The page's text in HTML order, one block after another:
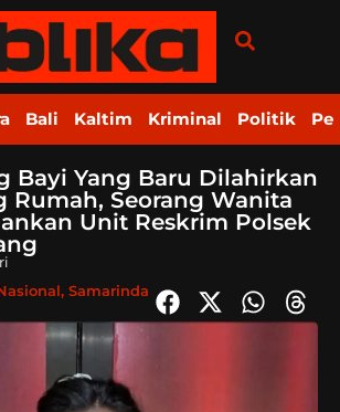
Bali Kaltim Kriminal Politik
Bayi Yang Baru Dilahirkan
Rumah, Seorang Wanita
Unit Reskrim Polsek
, Samarinda